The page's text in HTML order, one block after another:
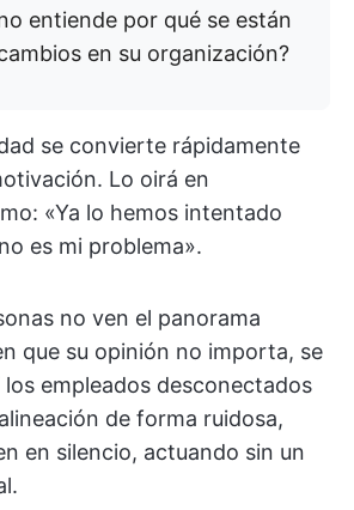
entiende por qué se están
en su organización?
se convierte rápidamente
Lo oirá en
«Ya lo hemos intentado
es mi problema».
no ven el panorama
que su opinión no importa, se
empleados desconectados
de forma ruidosa,
en silencio, actuando sin un